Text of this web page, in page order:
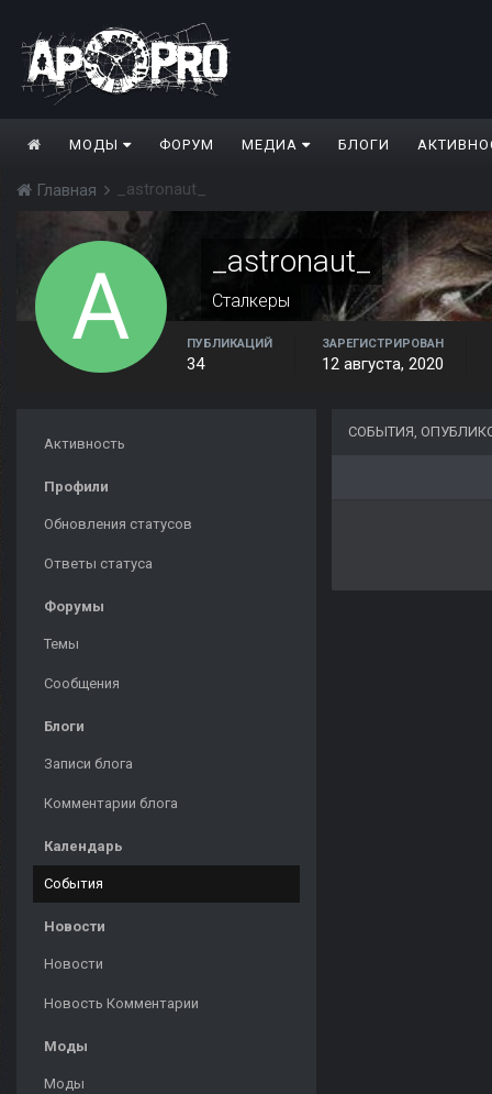
МОДЫ ФОРУМ МЕДИА БЛОГИ
Главная _astronaut_
_astronaut_
Сталкеры
ПУБЛИКАЦИЙ
34
ЗАРЕГИСТРИРОВАН
12 августа, 2020
Активность
Профили
Обновления статусов
Ответы статуса
Форумы
Темы
Сообщения
Блоги
Записи блога
Комментарии блога
Календарь
События
Новости
Новости
Новость Комментарии
Моды
Моды
СОБЫТИЯ,